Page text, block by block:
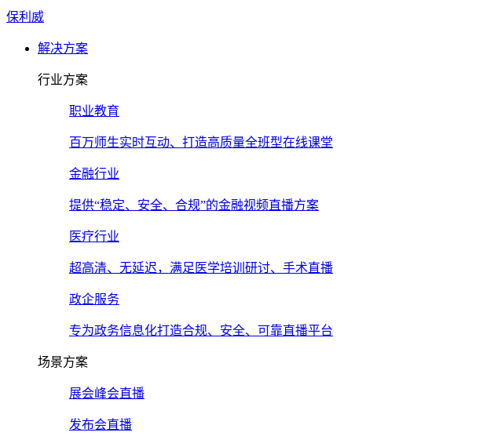
保利威
解决方案
行业方案
职业教育
百万师生实时互动、打造高质量全班型在线课堂
金融行业
提供“稳定、安全、合规”的金融视频直播方案
医疗行业
超高清、无延迟，满足医学培训研讨、手术直播
政企服务
专为政务信息化打造合规、安全、可靠直播平台
场景方案
展会峰会直播
发布会直播